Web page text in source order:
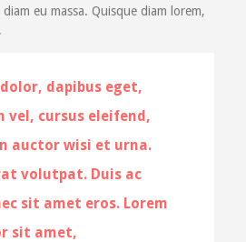
eu massa. Quisque diam lorem,
dapibus eget,
vel, cursus eleifend,
auctor wisi et urna.
volutpat. Duis ac
sit amet eros. Lorem
sit amet,